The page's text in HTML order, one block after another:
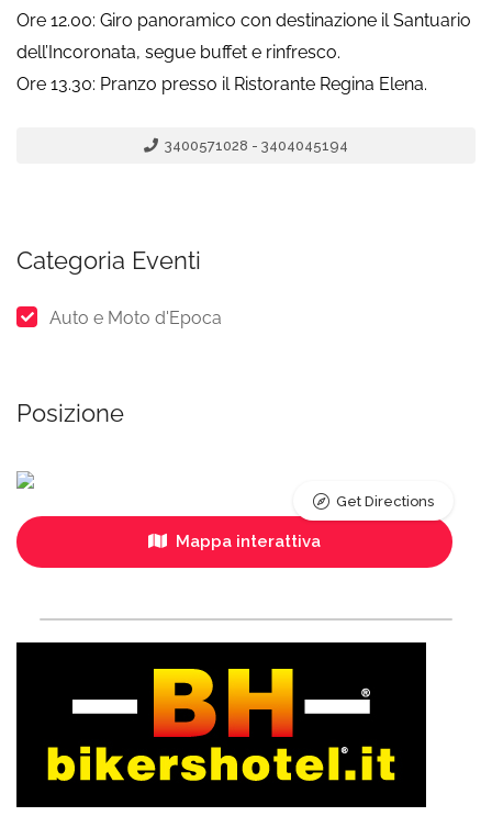
Ore 12.00: Giro panoramico con destinazione il Santuario
dell’Incoronata, segue buffet e rinfresco.
Ore 13.30: Pranzo presso il Ristorante Regina Elena.
3400571028 - 3404045194
Categoria Eventi
Auto e Moto d'Epoca
Posizione
Mappa interattiva
Get Directions